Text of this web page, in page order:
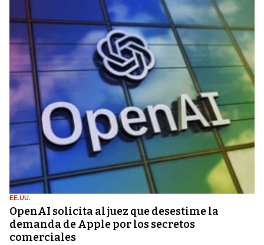
EE.UU.
OpenAI solicita al juez que desestime la
demanda de Apple por los secretos
comerciales